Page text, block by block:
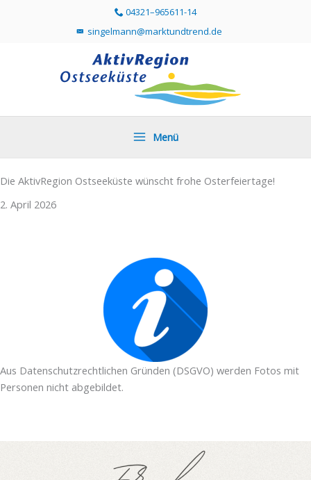
Telefonummer 04321 96561114 direkt
04321–965611-14
Mailprogramm öffnen und Mail an
singelmann@marktundtrend.de
Menü
Die AktivRegion Ostseeküste wünscht frohe Osterfeiertage!
2. April 2026
Aus Datenschutzrechtlichen Gründen (DSGVO) werden Fotos mit
Personen nicht abgebildet.